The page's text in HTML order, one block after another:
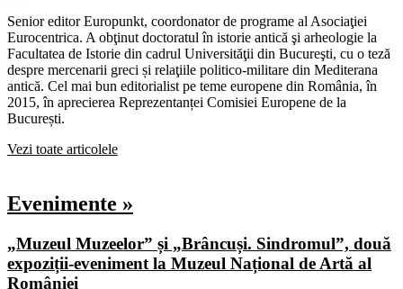
Senior editor Europunkt, coordonator de programe al Asociaţiei
Eurocentrica. A obţinut doctoratul în istorie antică şi arheologie la
Facultatea de Istorie din cadrul Universităţii din Bucureşti, cu o teză
despre mercenarii greci și relaţiile politico-militare din Mediterana
antică. Cel mai bun editorialist pe teme europene din România, în
2015, în aprecierea Reprezentanței Comisiei Europene de la
București.
Vezi toate articolele
Evenimente »
„Muzeul Muzeelor” și „Brâncuși. Sindromul”, două
expoziții-eveniment la Muzeul Național de Artă al
României